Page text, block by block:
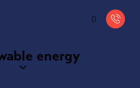
energy